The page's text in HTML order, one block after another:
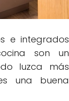
e integrados
son un
luzca más
una buena